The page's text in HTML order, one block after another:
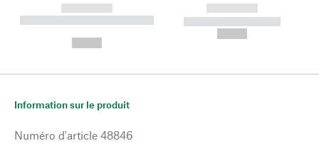
------------
----------- ----------- --------
------------
----------- -----------
Information sur le produit
Numéro d'article 48846